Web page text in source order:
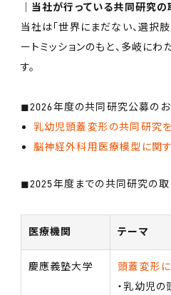
│当社が行っている共同研究の
当社は「世界にまだない、選択肢
ートミッションのもと、多岐に
す。
◼︎2026年度の共同研究公募のお
乳幼児頭蓋変形の共同研究
脳神経外科用医療模型に関
◼︎2025年度までの共同研究の取
医療機関 テーマ
慶應義塾大学
頭蓋変形
・乳幼児